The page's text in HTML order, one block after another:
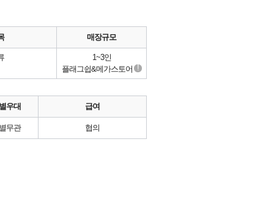
매장규모
1~3인
플래그쉽&메가스토어 !
우대 급여
무관 협의